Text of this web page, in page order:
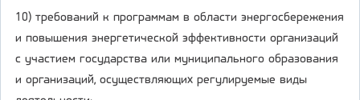
10) требований к программам в области энергосбережения
и повышения энергетической эффективности организаций
с участием государства или муниципального образования
и организаций, осуществляющих регулируемые виды